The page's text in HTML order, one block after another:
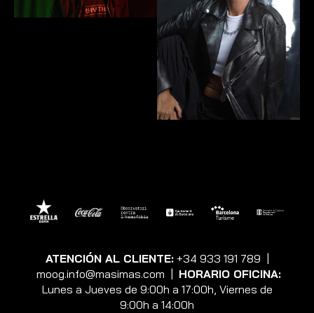
ATENCIÓN AL CLIENTE: +34 933 191 789
moog.info@masimas.com
HORARIO OFICINA:
Lunes a Jueves de 9:00h a 17:00h, Viernes de
9:00h a 14:00h